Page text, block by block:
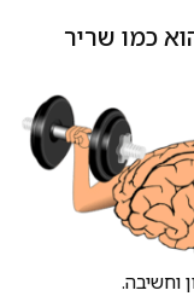
כמו שריר
וחשיבה.